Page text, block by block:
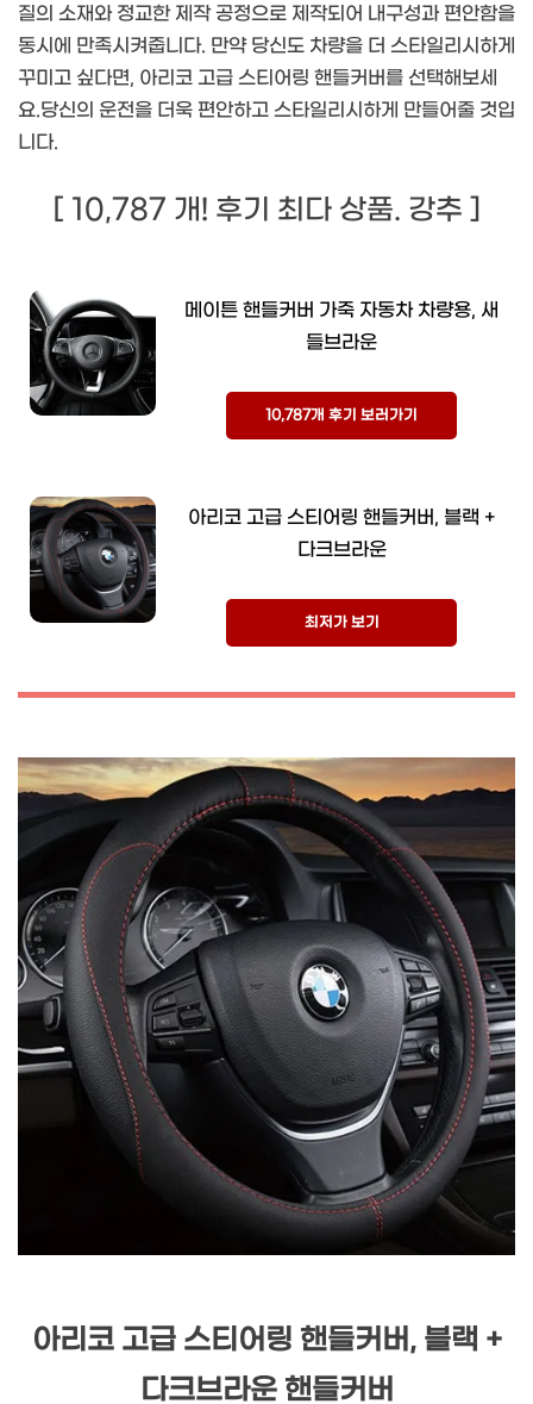
질의 소재와 정교한 제작 공정으로 제작되어 내구성과 편안함을
동시에 만족시켜줍니다. 만약 당신도 차량을 더 스타일리시하게
꾸미고 싶다면, 아리코 고급 스티어링 핸들커버를 선택해보세
요.당신의 운전을 더욱 편안하고 스타일리시하게 만들어줄 것입
니다.
[ 10,787 개! 후기 최다 상품. 강추 ]
메이튼 핸들커버 가죽 자동차 차량용, 새
들브라운
10,787개 후기 보러가기
아리코 고급 스티어링 핸들커버, 블랙 +
다크브라운
최저가 보기
아리코 고급 스티어링 핸들커버, 블랙 +
다크브라운 핸들커버